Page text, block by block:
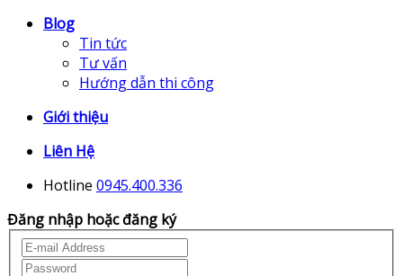
Blog
Tin tức
Tư vấn
Hướng dẫn thi công
Giới thiệu
Liên Hệ
Hotline 0945.400.336
Đăng nhập hoặc đăng ký